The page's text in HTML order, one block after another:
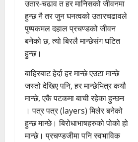
उतार-चढाव त हर मानिसको जीवनमा
हुन्छ नै तर जुन घनत्वको उतारचढावले
पुष्पकमल दहाल प्रचण्डको जीवन
बनेको छ, त्यो बिरलै मान्छेसंग घटित
हुन्छ।
बाहिरबाट हेर्दा हर मान्छे एउटा मान्छे
जस्तो देखिए पनि, हर मान्छेभित्र कयौ
मान्छे, एकै पटकमा बाची रहेका हुन्छन
। पत्र पत्र (layers) मिलेर बनेको
हुन्छ मान्छे। बिरोधाभाषहरुको पोको हो
मान्छे। प्रचण्डजीमा पनि स्वभाविक